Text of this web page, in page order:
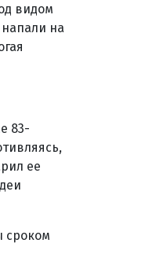
видом
на
83-
ее
сроком